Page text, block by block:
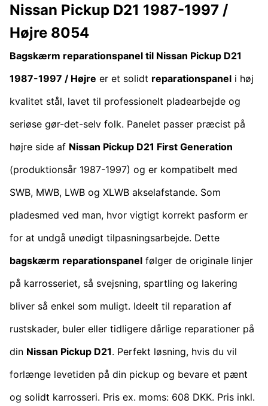
Nissan Pickup D21 1987-1997 /
Højre 8054
Bagskærm reparationspanel til Nissan Pickup D21
1987-1997 / Højre er et solidt reparationspanel i høj
kvalitet stål, lavet til professionelt pladearbejde og
seriøse gør-det-selv folk. Panelet passer præcist på
højre side af Nissan Pickup D21 First Generation
(produktionsår 1987-1997) og er kompatibelt med
SWB, MWB, LWB og XLWB akselafstande. Som
pladesmed ved man, hvor vigtigt korrekt pasform er
for at undgå unødigt tilpasningsarbejde. Dette
bagskærm reparationspanel følger de originale linjer
på karrosseriet, så svejsning, spartling og lakering
bliver så enkel som muligt. Ideelt til reparation af
rustskader, buler eller tidligere dårlige reparationer på
din Nissan Pickup D21. Perfekt løsning, hvis du vil
forlænge levetiden på din pickup og bevare et pænt
og solidt karrosseri. Pris ex. moms: 608 DKK. Pris inkl.